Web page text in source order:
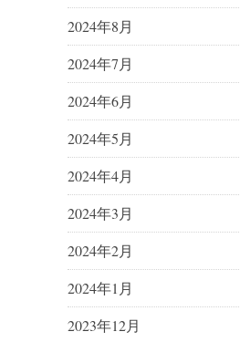
2024年8月
2024年7月
2024年6月
2024年5月
2024年4月
2024年3月
2024年2月
2024年1月
2023年12月